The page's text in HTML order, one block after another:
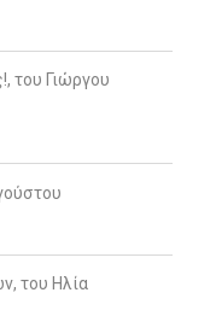
του Γιώργου
του Ηλία